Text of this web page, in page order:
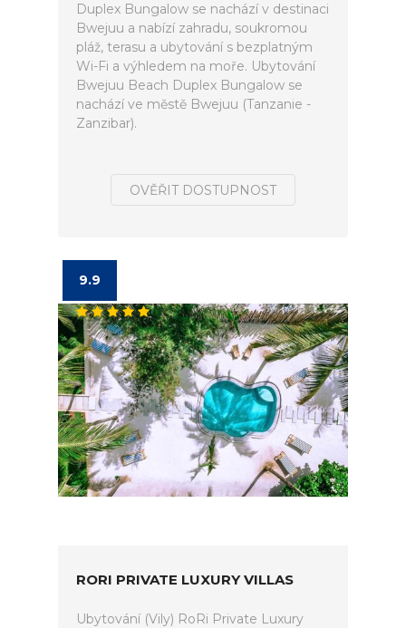
Duplex Bungalow se nachází v destinaci
Bwejuu a nabízí zahradu, soukromou
pláž, terasu a ubytování s bezplatným
Wi-Fi a výhledem na moře. Ubytování
Bwejuu Beach Duplex Bungalow se
nachází ve městě Bwejuu (Tanzanie -
Zanzibar).
OVĚŘIT DOSTUPNOST
9.9
RORI PRIVATE LUXURY VILLAS
Ubytování (Vily) RoRi Private Luxury